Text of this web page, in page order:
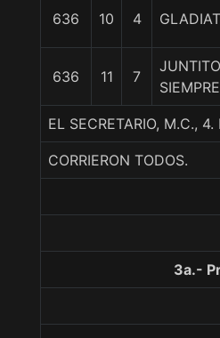
636 10 4
636 11 7
SIEMPRE
EL SECRETARIO, M.C.,
CORRIERON TODOS.
3a.-